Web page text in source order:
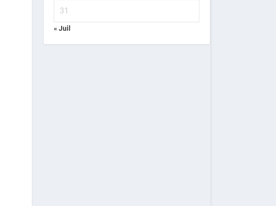
31
« Juil